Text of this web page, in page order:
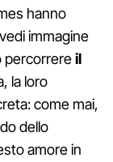
hanno
immagine
percorrereil
la loro
come mai,
dello
amore in